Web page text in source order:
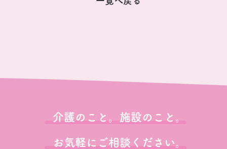
介護のこと。施設のこと。
お気軽にご相談ください。